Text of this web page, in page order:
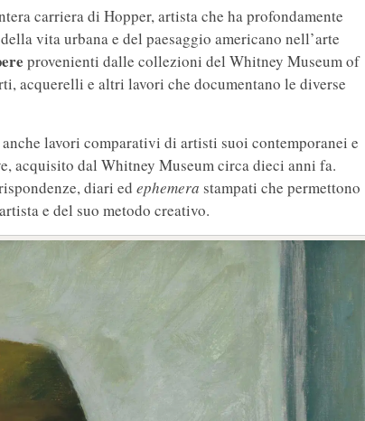
carriera di Hopper, artista che ha profondamente
vita urbana e del paesaggio americano nell’arte
provenienti dalle collezioni del Whitney Museum of
acquerelli e altri lavori che documentano le diverse
lavori comparativi di artisti suoi contemporanei e
acquisito dal Whitney Museum circa dieci anni fa.
diari ed ephemera stampati che permettono
e del suo metodo creativo.